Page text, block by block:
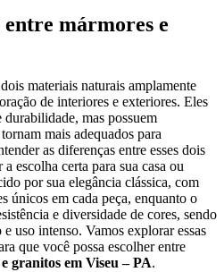
mármores e
materiais naturais amplamente
de interiores e exteriores. Eles
durabilidade, mas possuem
mais adequados para
as diferenças entre esses dois
escolha certa para sua casa ou
por sua elegância clássica, com
únicos em cada peça, enquanto o
e diversidade de cores, sendo
uso intenso. Vamos explorar essas
que você possa escolher entre
granitos em Viseu – PA.